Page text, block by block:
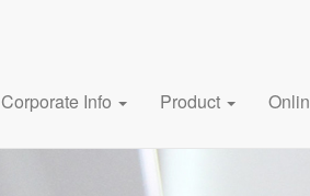
Corporate Info Product